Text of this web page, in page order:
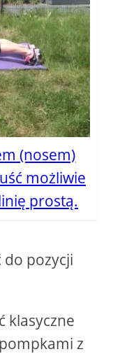
(nosem)
możliwie
prostą.
do pozycji
klasyczne
z